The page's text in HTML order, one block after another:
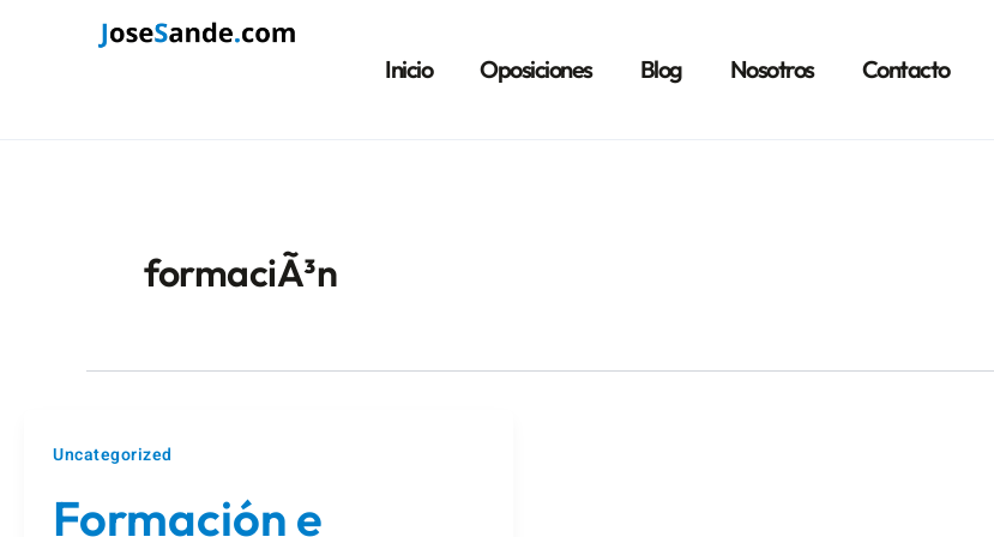
Inicio Oposiciones Blog Nosotros Contacto
formaciÃ³n
Uncategorized
Formación e